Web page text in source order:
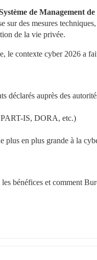
de Management
des mesures
de la vie privée.
le contexte cyber 2026 a
déclarés auprès des
PART-IS, DORA, etc.)
plus en plus grande à la
bénéfices et comment